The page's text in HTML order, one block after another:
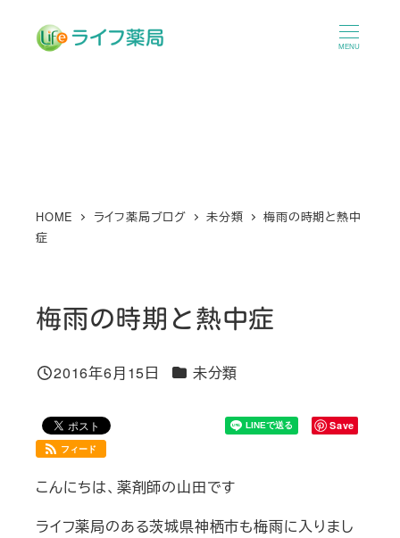
MENU
HOME ライフ薬局ブログ 未分類
梅雨の時期と熱中
症
梅雨の時期と熱中症
投稿日
2016年6月15日 カテゴリー
未分類
Save
フィード
こんにちは、薬剤師の山田です
ライフ薬局のある茨城県神栖市も梅雨に入りまし